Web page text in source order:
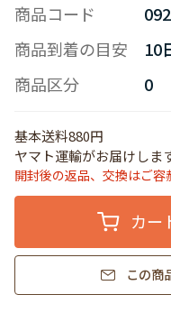
商品コード
商品到着の目安
10
商品区分
0
基本送料880円
ヤマト運輸がお届けしま
開封後の返品、交換はご容
カー
この商